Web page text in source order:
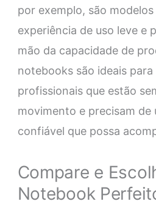
por exemplo, são
experiência de uso leve e
mão da capacidade de
notebooks são ideais
profissionais que estão
movimento e precisam de
confiável que possa
Compare e
Notebook